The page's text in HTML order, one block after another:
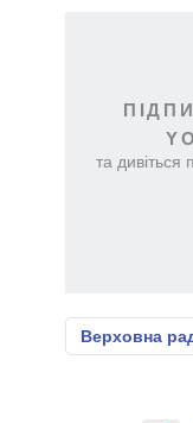
та дивіться
Верховна